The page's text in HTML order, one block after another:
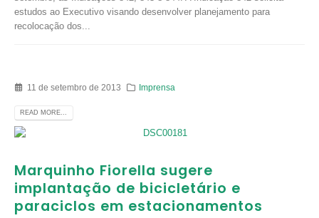
estudos ao Executivo visando desenvolver planejamento para
recolocação dos...
11 de setembro de 2013 Imprensa
READ MORE...
Marquinho Fiorella sugere
implantação de bicicletário e
paraciclos em estacionamentos